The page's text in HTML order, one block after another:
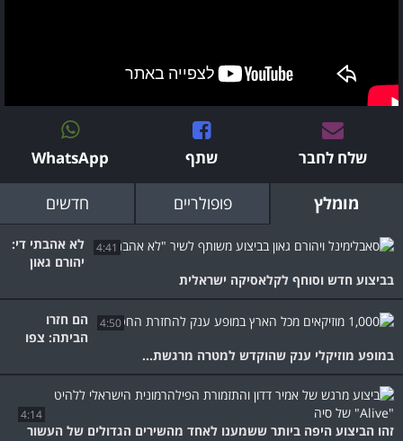
שלח לחבר שתף WhatsApp
מומלץ פופולריים חדשים
4:41
לא אהבתי די:
יהורם גאון
בביצוע חדש וסוחף לקלאסיקה ישראלית
4:50
הם חזרו
הביתה: צפו
במופע מוזיקלי ענק שהוקדש למטרה מרגשת...
4:14
זהו הביצוע היפה ביותר ששמענו לאחד מהשירים הגדולים של העשור